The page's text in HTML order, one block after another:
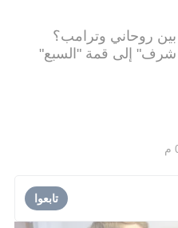
روحاني وترامب؟
إلى قمة "السبع"
تابعوا